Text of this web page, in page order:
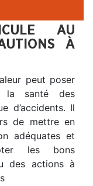
AU
À
peut poser
la santé des
d’accidents. Il
de mettre en
adéquates et
les bons
des actions à